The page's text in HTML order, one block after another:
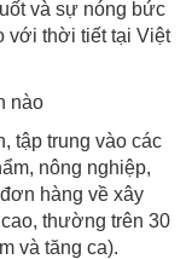
và sự nóng bức
với thời tiết tại Việt
tập trung vào các
nông nghiệp,
hàng về xây
thường trên 30
và tăng ca).